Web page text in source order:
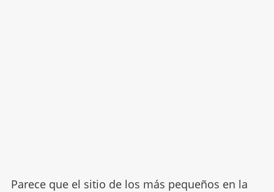
Parece que el sitio de los más pequeños en la